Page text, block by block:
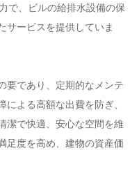
で、ビルの給排水設備の保
サービスを提供していま
要であり、定期的なメンテ
よる高額な出費を防ぎ、
潔で快適、安心な空間を維
足度を高め、建物の資産価